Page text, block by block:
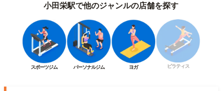
小田栄駅で他のジャンルの店舗を探す
スポーツジム パーソナルジム ヨガ ピラティス